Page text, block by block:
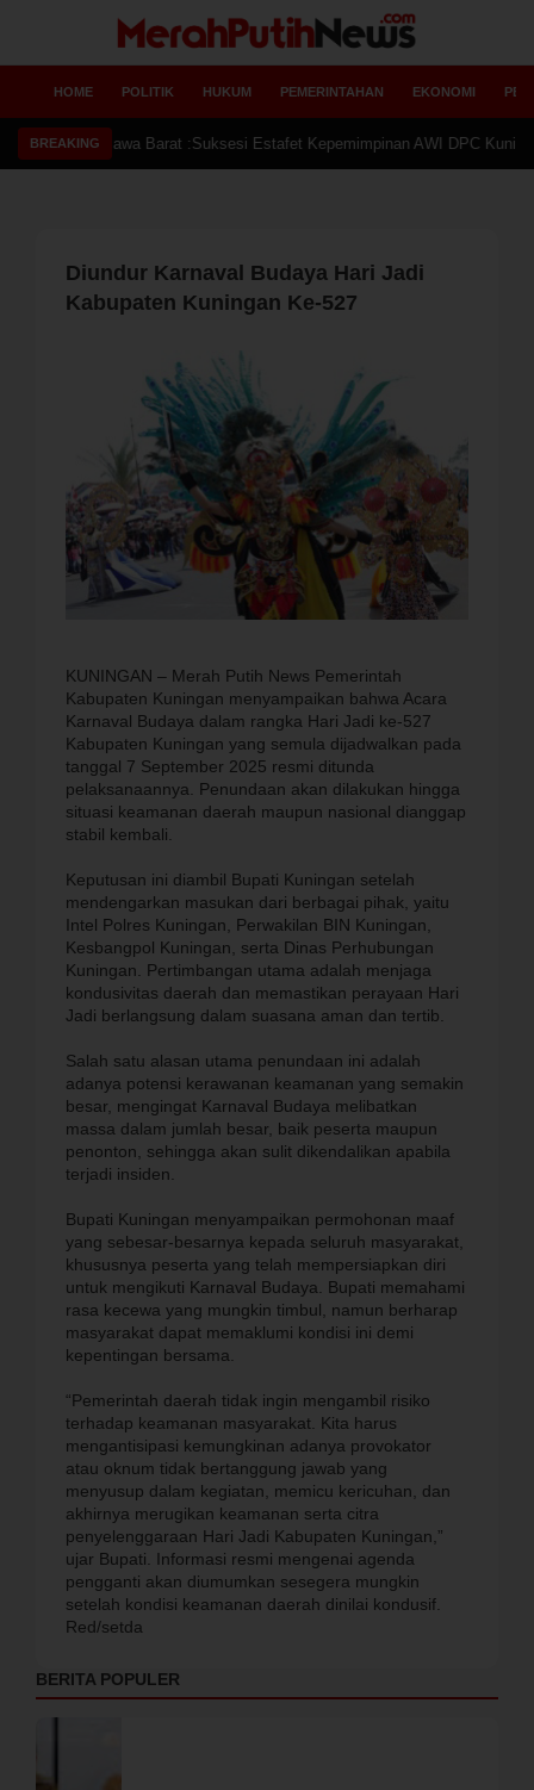
HOME POLITIK HUKUM PEMERINTAHAN EKONOMI
BREAKING Ketua
Diundur Karnaval Budaya Hari Jadi
Kabupaten Kuningan Ke-527
KUNINGAN – Merah Putih News Pemerintah
Kabupaten Kuningan menyampaikan bahwa Acara
Karnaval Budaya dalam rangka Hari Jadi ke-527
Kabupaten Kuningan yang semula dijadwalkan pada
tanggal 7 September 2025 resmi ditunda
pelaksanaannya. Penundaan akan dilakukan hingga
situasi keamanan daerah maupun nasional dianggap
stabil kembali.
Keputusan ini diambil Bupati Kuningan setelah
mendengarkan masukan dari berbagai pihak, yaitu
Intel Polres Kuningan, Perwakilan BIN Kuningan,
Kesbangpol Kuningan, serta Dinas Perhubungan
Kuningan. Pertimbangan utama adalah menjaga
kondusivitas daerah dan memastikan perayaan Hari
Jadi berlangsung dalam suasana aman dan tertib.
Salah satu alasan utama penundaan ini adalah
adanya potensi kerawanan keamanan yang semakin
besar, mengingat Karnaval Budaya melibatkan
massa dalam jumlah besar, baik peserta maupun
penonton, sehingga akan sulit dikendalikan apabila
terjadi insiden.
Bupati Kuningan menyampaikan permohonan maaf
yang sebesar-besarnya kepada seluruh masyarakat,
khususnya peserta yang telah mempersiapkan diri
untuk mengikuti Karnaval Budaya. Bupati memahami
rasa kecewa yang mungkin timbul, namun berharap
masyarakat dapat memaklumi kondisi ini demi
kepentingan bersama.
“Pemerintah daerah tidak ingin mengambil risiko
terhadap keamanan masyarakat. Kita harus
mengantisipasi kemungkinan adanya provokator
atau oknum tidak bertanggung jawab yang
menyusup dalam kegiatan, memicu kericuhan, dan
akhirnya merugikan keamanan serta citra
penyelenggaraan Hari Jadi Kabupaten Kuningan,”
ujar Bupati. Informasi resmi mengenai agenda
pengganti akan diumumkan sesegera mungkin
setelah kondisi keamanan daerah dinilai kondusif.
Red/setda
BERITA POPULER